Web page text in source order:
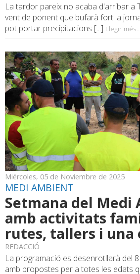
La tardor pareix no acaba d'arribar a
vent de ponent que bufarà fort la
pot portar precipitacions [...] Llegir més...
Miércoles, 05 de Noviembre de 2025
MEDI AMBIENT
Setmana del Medi
amb activitats
rutes, tallers i una
REDACCIÓ
La programació es desenrotllarà del
amb propostes per a totes les edats